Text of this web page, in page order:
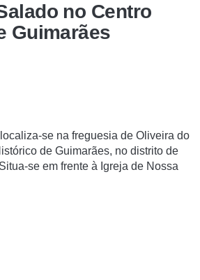
no Centro
Guimarães
localiza-se na freguesia de Oliveira do
de Guimarães, no distrito de
se em frente à Igreja de Nossa